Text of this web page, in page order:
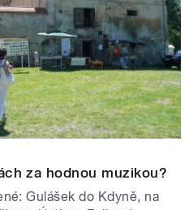
za hodnou muzikou?
Gulášek do Kdyně, na